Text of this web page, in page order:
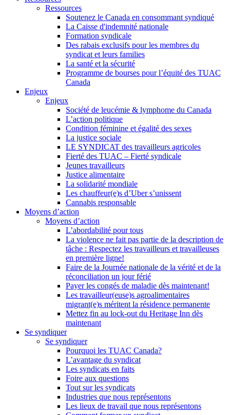
Ressources
Soutenez le Canada en consommant syndiqué
La Caisse d'indemnité nationale
Formation syndicale
Des rabais exclusifs pour les membres du
syndicat et leurs families
La santé et la sécurité
Programme de bourses pour l’équité des TUAC
Canada
Enjeux
Enjeux
Société de leucémie & lymphome du Canada
L’action politique
Condition féminine et égalité des sexes
La justice sociale
LE SYNDICAT des travailleurs agricoles
Fierté des TUAC – Fierté syndicale
Jeunes travailleurs
Justice alimentaire
La solidarité mondiale
Les chauffeur(e)s d’Uber s’unissent
Cannabis responsable
Moyens d’action
Moyens d’action
L’abordabilité pour tous
La violence ne fait pas partie de la description de
tâche : Respectez les travailleurs et travailleuses
en première ligne!
Faire de la Journée nationale de la vérité et de la
réconciliation un jour férié
Payer les congés de maladie dès maintenant!
Les travailleur(euse)s agroalimentaires
migrant(e)s méritent la résidence permanente
Mettez fin au lock-out du Heritage Inn dès
maintenant
Se syndiquer
Se syndiquer
Pourquoi les TUAC Canada?
L’avantage du syndicat
Les syndicats en faits
Foire aux questions
Tout sur les syndicats
Industries que nous représentons
Les lieux de travail que nous représentons